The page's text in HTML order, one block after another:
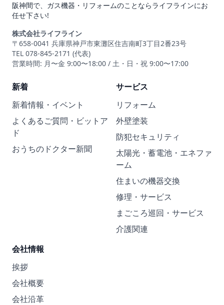
阪神間で、ガス機器・リフォームのことならライフラインにお
任せ下さい!
株式会社ライフライン
〒658-0041 兵庫県神戸市東灘区住吉南町3丁目2番23号
TEL 078-845-2171 (代表)
営業時間: 月〜金 9:00〜18:00 / 土・日・祝 9:00〜17:00
新着
新着情報・イベント
よくあるご質問・ビットア
ド
おうちのドクター新聞
サービス
リフォーム
外壁塗装
防犯セキュリティ
太陽光・蓄電池・エネファ
ーム
住まいの機器交換
修理・サービス
まごころ巡回・サービス
介護関連
会社情報
挨拶
会社概要
会社沿革